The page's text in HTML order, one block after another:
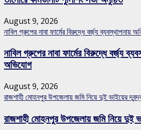
August 9, 2026
নাবিল গ্রুপের নাবা ফার্মের বিরুদ্ধে বর্জ্য ব্যবস্থাপনায়
নাবিল গ্রুপের নাবা ফার্মের বিরুদ্ধে বর্জ্য
অভিযোগ
August 9, 2026
রাজশাহী মোহনপুর উপজেলায় জমি নিয়ে দুই ভাইয়ের
রাজশাহী মোহনপুর উপজেলায় জমি নিয়ে দুই